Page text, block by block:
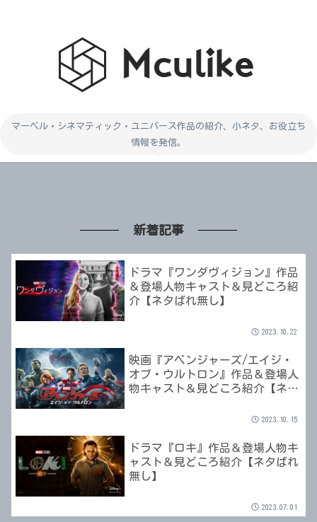
マーベル・シネマティック・ユニバース作品の紹介、小ネタ、お役立ち
情報を発信。
新着記事
ドラマ『ワンダヴィジョン』作品
＆登場人物キャスト＆見どころ紹
介【ネタばれ無し】
2023.10.22
映画『アベンジャーズ/エイジ・
オブ・ウルトロン』作品＆登場人
物キャスト＆見どころ紹介【ネタ
2023.10.15
ドラマ『ロキ』作品＆登場人物キ
ャスト＆見どころ紹介【ネタばれ
無し】
2023.07.01